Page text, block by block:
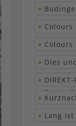
Colours
Colours
Dies
Baustelle
Lang